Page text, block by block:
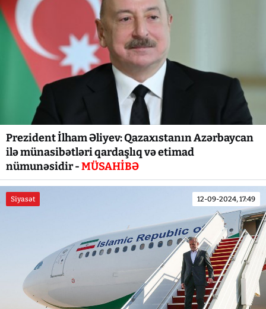
Prezident İlham Əliyev: Qazaxıstanın Azərbaycan
ilə münasibətləri qardaşlıq və etimad
nümunəsidir -MÜSAHİBƏ
Siyasət 12-09-2024, 17:49